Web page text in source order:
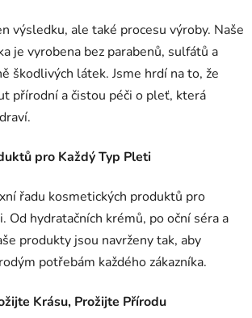
výsledku, ale také procesu výroby. Naše
je vyrobena bez parabenů, sulfátů a
škodlivých látek. Jsme hrdí na to, že
přírodní a čistou péči o pleť, která
pro Každý Typ Pleti
řadu kosmetických produktů pro
Od hydratačních krémů, po oční séra a
produkty jsou navrženy tak, aby
potřebám každého zákazníka.
Krásu, Prožijte Přírodu